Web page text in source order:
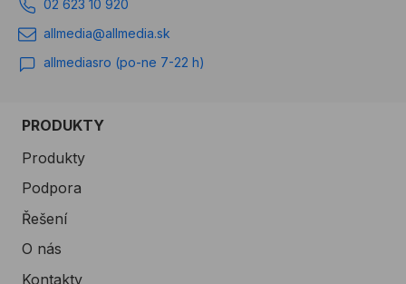
02 623 10 920
allmedia@allmedia.sk
allmediasro (po-ne 7-22 h)
PRODUKTY
Produkty
Podpora
Řešení
O nás
Kontakty